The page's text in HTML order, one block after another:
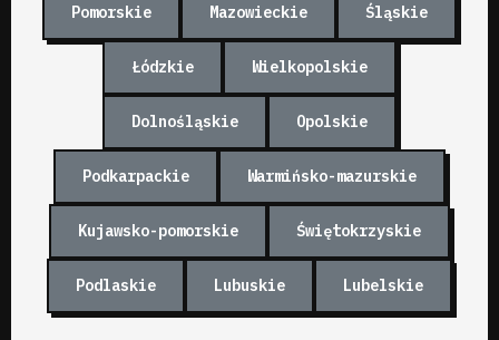
Pomorskie Mazowieckie Śląskie
Łódzkie Wielkopolskie
Dolnośląskie Opolskie
Podkarpackie Warmińsko-mazurskie
Kujawsko-pomorskie Świętokrzyskie
Podlaskie Lubuskie Lubelskie